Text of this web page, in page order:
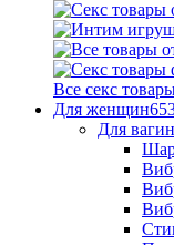
Все секс
Для женщин
Для